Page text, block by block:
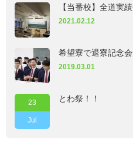
【当番校】全道実
2021.02.12
希望寮で退寮記念
2019.03.01
23
Jul
とわ祭！！